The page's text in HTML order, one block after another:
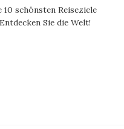
10 schönsten Reiseziele
Sie die Welt!